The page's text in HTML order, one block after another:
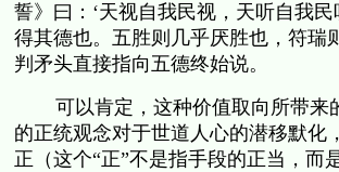
誓》曰：‘天视自我民视，天听自我
得其德也。五胜则几乎厌胜也，符
判矛头直接指向五德终始说。
可以肯定，这种价值取向所带
的正统观念对于世道人心的潜移默化
正（这个“正”不是指手段的正当，而